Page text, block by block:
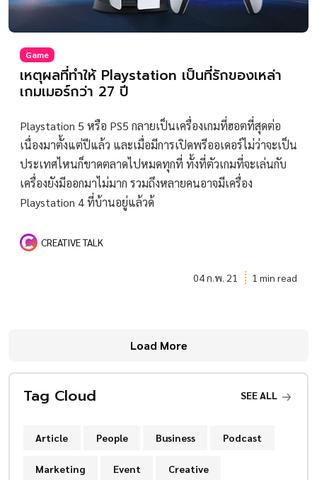
Game
เหตุผลที่ทำให้ Playstation เป็นที่รักของเหล่า
เกมเมอร์กว่า 27 ปี
Playstation 5 หรือ PS5 กลายเป็นเครื่องเกมที่ฮอตที่สุดต่อ
เนื่องมาตั้งแต่ปีแล้ว และเมื่อมีการเปิดพรีออเดอร์ไม่ว่าจะเป็น
ประเทศไหนก็ขาดตลาดไปหมดทุกที่ ทั้งที่ตัวเกมที่จะเล่นกับ
เครื่องยังมีออกมาไม่มาก รวมถึงหลายคนอาจมีเครื่อง
Playstation 4 ที่บ้านอยู่แล้วด้
CREATIVE TALK
04 ก.พ. 21 1 min read
Load More
Tag Cloud SEE ALL
Article People Business Podcast
Marketing Event Creative